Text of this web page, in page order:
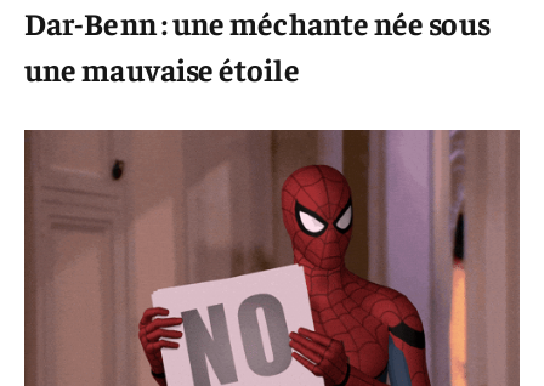
Dar-Benn : une méchante née sous
une mauvaise étoile